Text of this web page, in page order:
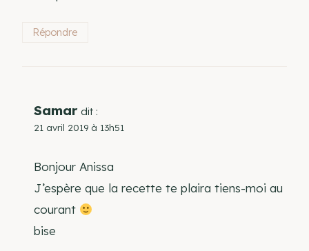
Répondre
Samar dit :
21 avril 2019 à 13h51
Bonjour Anissa
J’espère que la recette te plaira tiens-moi au
courant
bise